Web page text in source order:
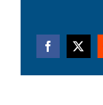
Facebook
X